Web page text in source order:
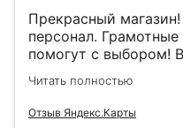
Прекрасный
персонал. Грамотные
помогут с выбором!
назначенный день!
Читать полностью
Отзыв Яндекс.Карты